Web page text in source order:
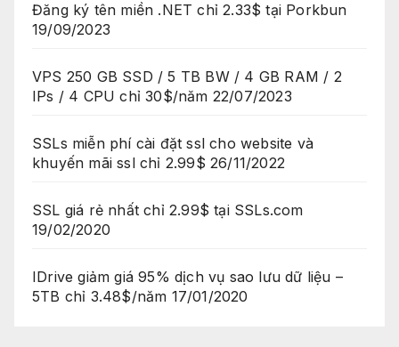
Đăng ký tên miền .NET chỉ 2.33$ tại Porkbun
19/09/2023
VPS 250 GB SSD / 5 TB BW / 4 GB RAM / 2
IPs / 4 CPU chỉ 30$/năm 22/07/2023
SSLs miễn phí cài đặt ssl cho website và
khuyến mãi ssl chỉ 2.99$ 26/11/2022
SSL giá rẻ nhất chỉ 2.99$ tại SSLs.com
19/02/2020
IDrive giảm giá 95% dịch vụ sao lưu dữ liệu –
5TB chỉ 3.48$/năm 17/01/2020